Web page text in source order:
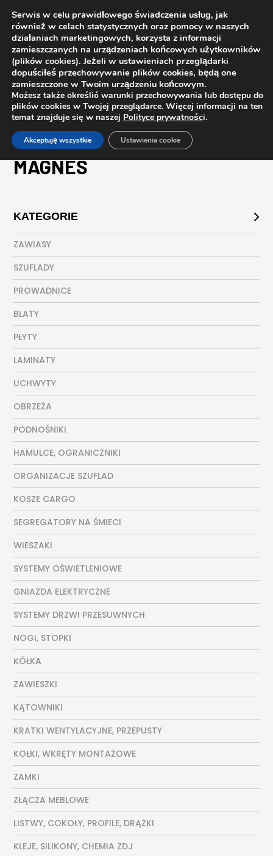
Strona główna Sklep magnes
MAGNES
KATEGORIE
ZAWIASY
SZUFLADY
PROWADNICE
BLATY
PŁYTY
LAMINATY
UCHWYTY
OBRZEŻA
PODNOŚNIKI
HAMULCE, OGRANICZNIKI
ORGANIZACJE SZUFLAD
KOSZE CARGO
SEGREGATORY NA ŚMIECI
WIESZAKI
SYSTEMY OŚWIETLENIOWE
GNIAZDA ELEKTRYCZNE
SYSTEMY DRZWI PRZESUWNYCH
NOGI, STOPKI
KÓŁKA
ZAWIESZKI
KĄTOWNIKI
KRATKI WENTYLACYJNE, PRZEPUSTY
KOŁKI, WKRĘTY MONTAŻOWE
ZAMKI
ZŁĄCZA MEBLOWE
LISTWY, COKOŁY, PROFILE, DRĄŻKI
KLEJE, SILIKONY, CHEMIA ZDJ
Serwis w celu prawidłowego świadczenia usług, jak
również w celach statystycznych oraz pomocy w naszych
działaniach marketingowych, korzysta z informacji
zamieszczanych na urządzeniach końcowych użytkowników
(plików cookies). Jeżeli w ustawieniach przeglądarki
dopuściłeś przechowywanie plików cookies, będą one
zamieszczone w Twoim urządzeniu końcowym.
Możesz także określić warunki przechowywania lub dostępu do
plików cookies w Twojej przeglądarce. Więcej informacji na ten
temat znajduje się w naszej Polityce prywatności.
Akceptuję wszystkie Ustawienia cookie